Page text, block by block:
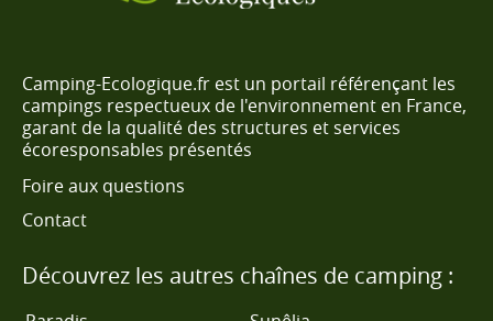
Camping-Ecologique.fr est un portail référençant les
campings respectueux de l'environnement en France,
garant de la qualité des structures et services
écoresponsables présentés
Foire aux questions
Contact
Découvrez les autres chaînes de camping :